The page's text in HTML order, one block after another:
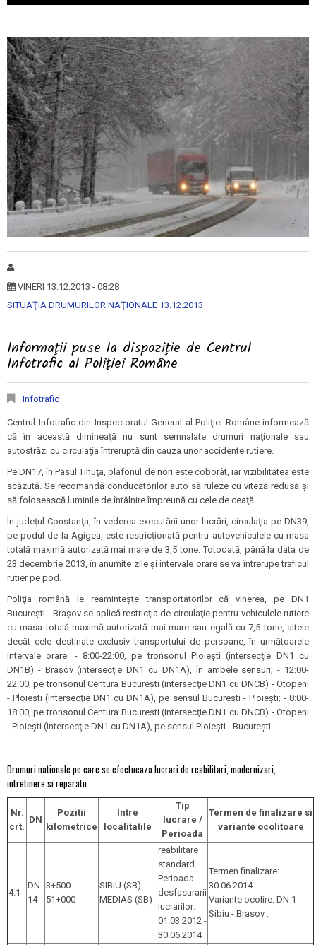
VINERI 13.12.2013 - 08:28
SITUAŢIA DRUMURILOR NAŢIONALE 13.12.2013
Informaţii puse la dispoziţie de Centrul
Infotrafic al Poliţiei Române
Infotrafic
Centrul Infotrafic din Inspectoratul General al Poliţiei Române informează
că în această dimineaţă nu sunt semnalate drumuri naţionale sau
autostrăzi cu circulaţia întreruptă din cauza unor accidente rutiere.
Pe DN17, în Pasul Tihuţa, plafonul de nori este coborât, iar vizibilitatea este
scăzută. Se recomandă conducătorilor auto să ruleze cu viteză redusă şi
să folosească luminile de întâlnire împreună cu cele de ceaţă.
În judeţul Constanţa, în vederea executării unor lucrări, circulaţia pe DN39,
pe podul de la Agigea, este restricţionată pentru autovehiculele cu masa
totală maximă autorizată mai mare de 3,5 tone. Totodată, până la data de
23 decembrie 2013, în anumite zile şi intervale orare se va întrerupe traficul
rutier pe pod.
Poliţia română le reaminteşte transportatorilor că vinerea, pe DN1
Bucureşti - Braşov se aplică restricţia de circulaţie pentru vehiculele rutiere
cu masa totală maximă autorizată mai mare sau egală cu 7,5 tone, altele
decât cele destinate exclusiv transportului de persoane, în următoarele
intervale orare: - 8:00-22:00, pe tronsonul Ploieşti (intersecţie DN1 cu
DN1B) - Braşov (intersecţie DN1 cu DN1A), în ambele sensuri; - 12:00-
22:00, pe tronsonul Centura Bucureşti (intersecţie DN1 cu DNCB) - Otopeni
- Ploieşti (intersecţie DN1 cu DN1A), pe sensul Bucureşti - Ploieşti; - 8:00-
18:00, pe tronsonul Centura Bucureşti (intersecţie DN1 cu DNCB) - Otopeni
- Ploieşti (intersecţie DN1 cu DN1A), pe sensul Ploieşti - Bucureşti.
Drumuri nationale pe care se efectueaza lucrari de reabilitari, modernizari,
intretinere si reparatii
Nr.
crt.
DN
Pozitii
kilometrice
Intre
localitatile
Tip
lucrare /
Perioada
Termen de finalizare si
variante ocolitoare
4.1
DN
14
3+500-
51+000
SIBIU (SB)-
MEDIAS (SB)
reabilitare
standard
Perioada
desfasurarii
lucrarilor:
01.03.2012 -
30.06.2014
Termen finalizare:
30.06.2014
Variante ocolire: DN 1
Sibiu - Brasov .